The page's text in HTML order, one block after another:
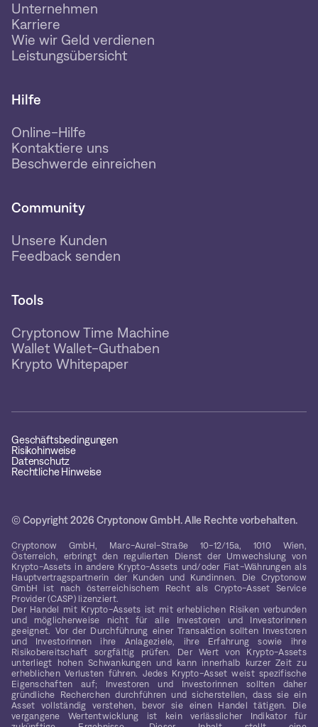
Unternehmen
Karriere
Wie wir Geld verdienen
Leistungsübersicht
Hilfe
Online-Hilfe
Kontaktiere uns
Beschwerde einreichen
Community
Unsere Kunden
Feedback senden
Tools
Cryptonow Time Machine
Wallet Wallet-Guthaben
Krypto Whitepaper
Geschäftsbedingungen
Risikohinweise
Datenschutz
Rechtliche Hinweise
© Copyright 2026 Cryptonow GmbH. Alle Rechte vorbehalten.
Cryptonow GmbH, Marc-Aurel-Straße 10-12/15a, 1010 Wien,
Österreich, erbringt den regulierten Dienst der Umwechslung von
Krypto-Assets in andere Krypto-Assets und/oder Fiat-Währungen als
Hauptvertragspartnerin der Kunden und Kundinnen. Die Cryptonow
GmbH ist nach österreichischem Recht als Crypto-Asset Service
Provider (CASP) lizenziert.
Der Handel mit Krypto-Assets ist mit erheblichen Risiken verbunden
und möglicherweise nicht für alle Investoren und Investorinnen
geeignet. Vor der Durchführung einer Transaktion sollten Investoren
und Investorinnen ihre Anlageziele, ihre Erfahrung sowie ihre
Risikobereitschaft sorgfältig prüfen. Der Wert von Krypto-Assets
unterliegt hohen Schwankungen und kann innerhalb kurzer Zeit zu
erheblichen Verlusten führen. Jedes Krypto-Asset weist spezifische
Eigenschaften auf; Investoren und Investorinnen sollten daher
gründliche Recherchen durchführen und sicherstellen, dass sie ein
Asset vollständig verstehen, bevor sie einen Handel tätigen. Die
vergangene Wertentwicklung ist kein verlässlicher Indikator für